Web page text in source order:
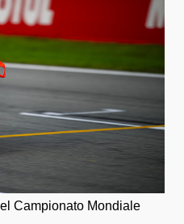
Campionato Mondiale